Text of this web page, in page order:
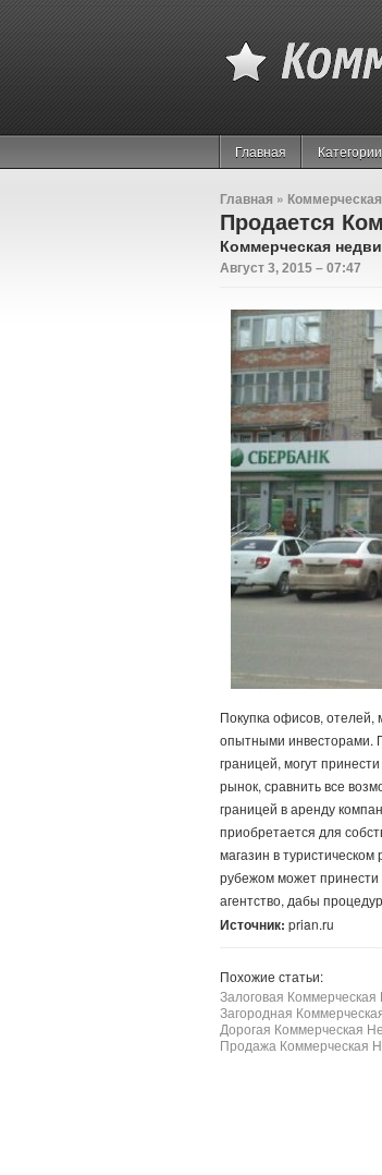
Главная Категории
Главная »
Продается
Коммерческая
Август 3, 2015 – 07:47
Покупка офисов, отелей,
опытными инвесторами.
границей, могут
рынок, сравнить все
границей в аренду
приобретается для
магазин в
рубежом может принести
агентство, дабы
Источник: prian.ru
Похожие статьи:
Залоговая
Загородная
Дорогая Коммерческая
Продажа Коммерческая